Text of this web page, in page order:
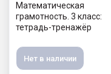
Математическая
грамотность. 3 класс:
тетрадь-тренажёр
Нет в наличии